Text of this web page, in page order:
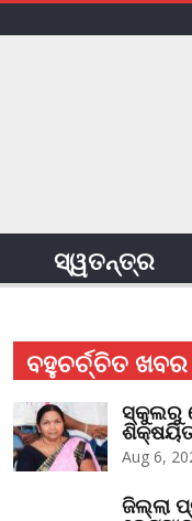
ସ୍ୱତନ୍ତ୍ର
ବହୁଚର୍ଚ୍ଚିତ ଖବର
ସ୍କୁଲରୁ
Aug 6,
ଜିଲ୍ଲା